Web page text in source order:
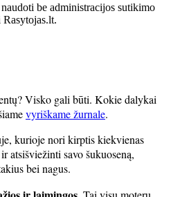
be administracijos sutikimo
Visko gali būti. Kokie dalykai
vyriškame žurnale.
kurioje nori kirptis kiekvienas
atsišviežinti savo šukuoseną,
bei nagus.